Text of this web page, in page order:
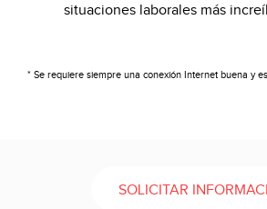
situaciones laborales más
* Se requiere siempre una conexión Internet buena y
SOLICITAR